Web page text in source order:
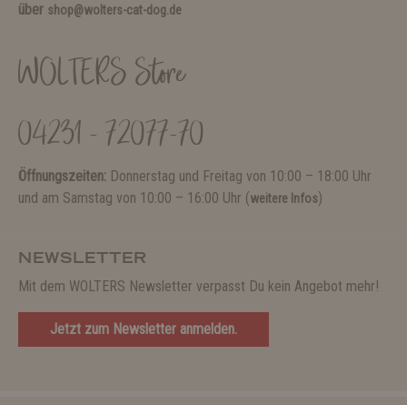
über shop@wolters-cat-dog.de
WOLTERS Store
04231 - 72077-70
Öffnungszeiten: Donnerstag und Freitag von 10:00 – 18:00 Uhr
und am Samstag von 10:00 – 16:00 Uhr (weitere Infos)
NEWSLETTER
Mit dem WOLTERS Newsletter verpasst Du kein Angebot mehr!
Jetzt zum Newsletter anmelden.